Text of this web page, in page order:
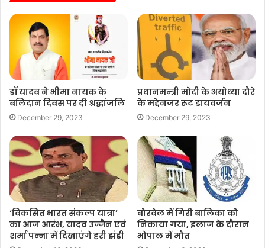
डॉ यादव ने भीमा नायक के
बलिदान दिवस पर दी श्रद्धांजलि
December 29, 2023
प्रधानमन्त्री मोदी के अयोध्या दौरे
के मद्देनजर रूट डायवर्जन
December 29, 2023
‘विकसित भारत संकल्प यात्रा’
का आज आरंभ, यादव उज्जैन एवं
शर्मा पन्ना में दिखाएंगे हरी झंडी
बोरवेल में गिरी बालिका काे
निकाया गया, इलाज के दौरान
भोपाल में मौत